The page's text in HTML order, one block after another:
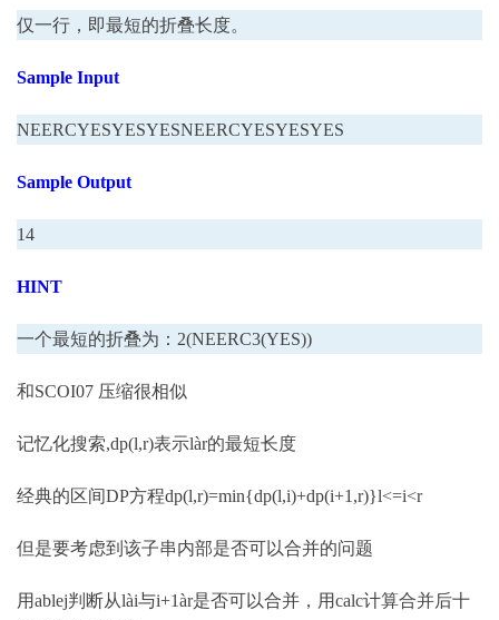
仅一行，即最短的折叠长度。
Sample Input
NEERCYESYESYESNEERCYESYESYES
Sample Output
14
HINT
一个最短的折叠为：2(NEERC3(YES))
和SCOI07 压缩很相似
记忆化搜索,dp(l,r)表示làr的最短长度
经典的区间DP方程dp(l,r)=min{dp(l,i)+dp(i+1,r)}l<=i<r
但是要考虑到该子串内部是否可以合并的问题
用ablej判断从lài与i+1àr是否可以合并，用calc计算合并后十